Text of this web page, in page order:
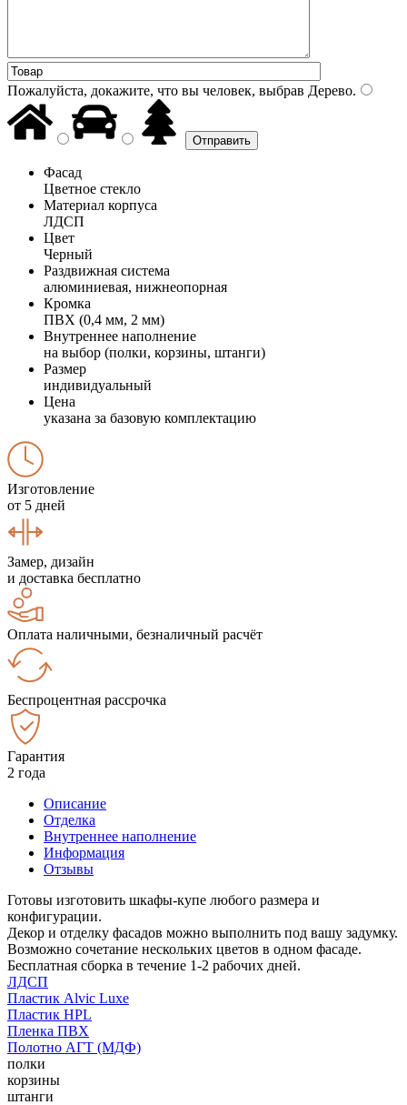
Пожалуйста, докажите, что вы человек, выбрав Дерево.
Фасад
Цветное стекло
Материал корпуса
ЛДСП
Цвет
Черный
Раздвижная система
алюминиевая, нижнеопорная
Кромка
ПВХ (0,4 мм, 2 мм)
Внутреннее наполнение
на выбор (полки, корзины, штанги)
Размер
индивидуальный
Цена
указана за базовую комплектацию
Изготовление
от 5 дней
Замер, дизайн
и доставка бесплатно
Оплата наличными, безналичный расчёт
Беспроцентная рассрочка
Гарантия
2 года
Описание
Отделка
Внутреннее наполнение
Информация
Отзывы
Готовы изготовить шкафы-купе любого размера и
конфигурации.
Декор и отделку фасадов можно выполнить под вашу задумку.
Возможно сочетание нескольких цветов в одном фасаде.
Бесплатная сборка в течение 1-2 рабочих дней.
ЛДСП
Пластик Alvic Luxe
Пластик HPL
Пленка ПВХ
Полотно АГТ (МДФ)
полки
корзины
штанги